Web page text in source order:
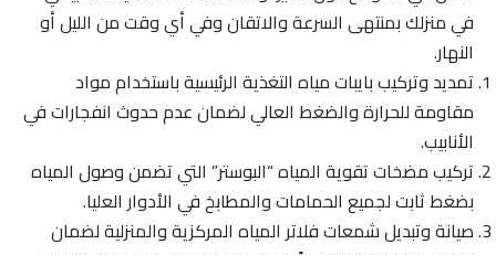
في منزلك بمنتهى السرعة والاتقان وفي أي وقت من الليل أو
النهار.
تمديد وتركيب بايبات مياه التغذية الرئيسية باستخدام مواد
مقاومة للحرارة والضغط العالي لضمان عدم حدوث انفجارات في
الأنابيب.
تركيب مضخات تقوية المياه “البوستر” التي تضمن وصول المياه
بضغط ثابت لجميع الحمامات والمطابخ في الأدوار العليا.
صيانة وتبديل شمعات فلاتر المياه المركزية والمنزلية لضمان